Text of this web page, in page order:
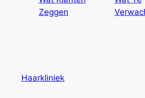
Zeggen
Haarkliniek